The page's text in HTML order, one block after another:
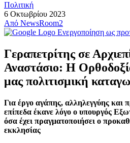
Πολιτική
6 Οκτωβρίου 2023
Από NewsRoom2
Ενεργοποίηση ως
Γεραπετρίτης σε
Αναστάσιο: Η
μας πολιτισμική
Για έργο αγάπης, αλληλεγγύης και
επίπεδα έκανε λόγο ο υπουργός
όσα έχει πραγματοποιήσει ο
εκκλησίας